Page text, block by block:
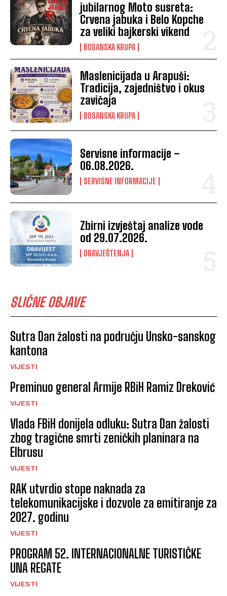
jubilarnog Moto susreta:
Crvena jabuka i Belo Kopche
za veliki bajkerski vikend
BOSANSKA KRUPA
Maslenicijada u Arapuši:
Tradicija, zajedništvo i okus
zavičaja
BOSANSKA KRUPA
Servisne informacije –
06.08.2026.
SERVISNE INFORMACIJE
Zbirni izvještaj analize vode
od 29.07.2026.
OBAVJEŠTENJA
SLIČNE OBJAVE
Sutra Dan žalosti na području Unsko-sanskog
kantona
VIJESTI
Preminuo general Armije RBiH Ramiz Dreković
VIJESTI
Vlada FBiH donijela odluku: Sutra Dan žalosti
zbog tragične smrti zeničkih planinara na
Elbrusu
VIJESTI
RAK utvrdio stope naknada za
telekomunikacijske i dozvole za emitiranje za
2027. godinu
VIJESTI
PROGRAM 52. INTERNACIONALNE TURISTIČKE
UNA REGATE
VIJESTI